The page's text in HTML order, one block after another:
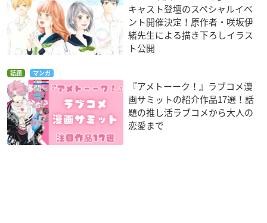
キャスト登壇のスペシャルイベ
ント開催決定！原作者・咲坂伊
緒先生による描き下ろしイラス
ト公開
話題 マンガ
『アメトーーク！』ラブコメ漫
画サミットの紹介作品17選！話
題の推し活ラブコメから大人の
恋愛まで